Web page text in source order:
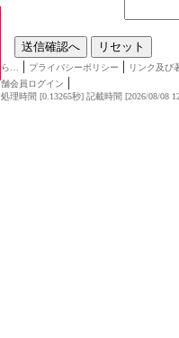
ら… | プライバシーポリシー |
リンク及び
舗会員ログイン |
処理時間 [0.13265秒] 記載時間 [2026/08/08